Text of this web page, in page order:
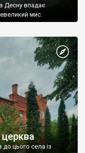
в Десну впадає
мис.
до цього села із